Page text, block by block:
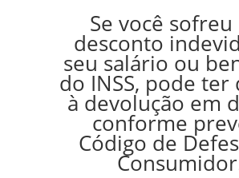
Se você sofreu
desconto
seu salário ou
do INSS, pode
à devolução em
conforme
Código de